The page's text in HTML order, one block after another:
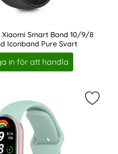
Xiaomi Smart Band 10/9/8
Iconband Pure Svart
in för att handla